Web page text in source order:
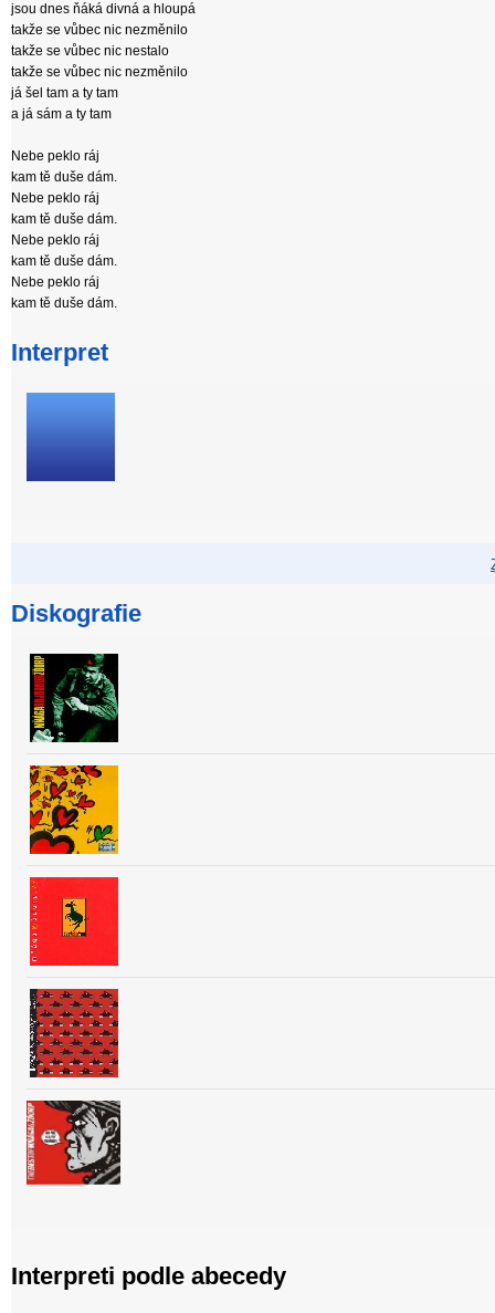
jsou dnes ňáká divná a hloupá
takže se vůbec nic nezměnilo
takže se vůbec nic nestalo
takže se vůbec nic nezměnilo
já šel tam a ty tam
a já sám a ty tam
Nebe peklo ráj
kam tě duše dám.
Nebe peklo ráj
kam tě duše dám.
Nebe peklo ráj
kam tě duše dám.
Nebe peklo ráj
kam tě duše dám.
Interpret
Diskografie
Interpreti podle abecedy